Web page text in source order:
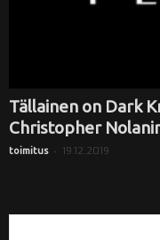
Tällainen on Dark
Christopher
toimitus - 19.12.2019